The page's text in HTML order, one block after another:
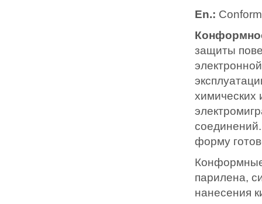
En.:
защиты
химических
форму
парилена,
нанесения